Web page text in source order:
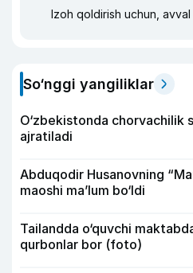
Izoh qoldirish uchun, avval
So‘nggi yangiliklar
O‘zbekistonda chorvachilik
ajratiladi
Abduqodir Husanovning
maoshi ma’lum bo‘ldi
Tailandda o‘quvchi
qurbonlar bor (foto)